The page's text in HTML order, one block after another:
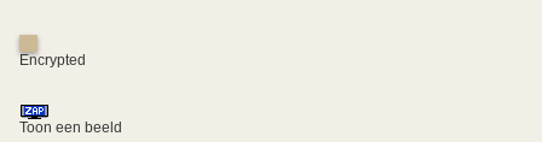
Encrypted
Toon een beeld